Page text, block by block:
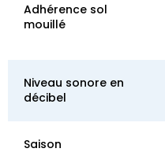
Adhérence sol
mouillé
Niveau sonore en
décibel
Saison